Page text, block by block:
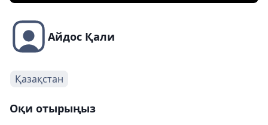
Айдос Қали
Қазақстан
Оқи отырыңыз